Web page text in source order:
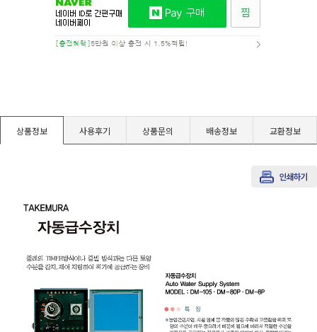
도계/물리/물성측정기
질기/원심분리기/초음파유량계/습식·건식가스메타
상품정보 사용후기 상품문의 배송정보 교환정보